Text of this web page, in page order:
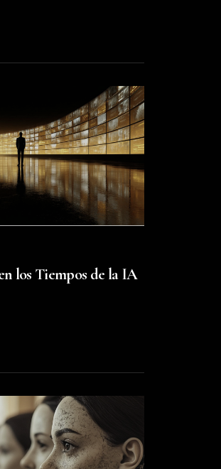
los Tiempos de la IA